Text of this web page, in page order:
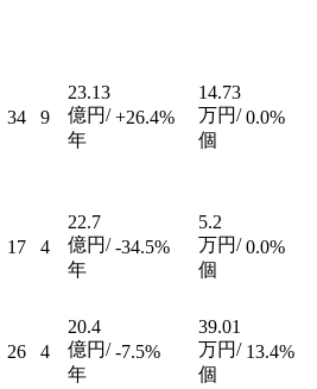
34 9
23.13
億円/
年
+26.4%
14.73
万円/
個
0.0%
17 4
22.7
億円/
年
-34.5%
5.2
万円/
個
0.0%
26 4
20.4
億円/
年
-7.5%
39.01
万円/
個
13.4%